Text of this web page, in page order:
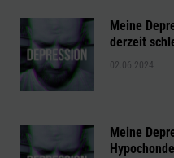
Meine
derzeit
02.06.2024
Meine